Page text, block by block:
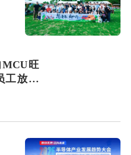
旺
工放了